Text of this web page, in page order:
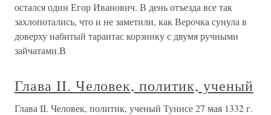
остался один Егор Иванович. В день отъезда все так
захлопотались, что и не заметили, как Верочка сунула в
доверху набитый тарантас корзинку с двумя ручными
зайчатами.В
Глава II. Человек, политик, ученый
Глава II. Человек, политик, ученый Тунисе 27 мая 1332 г.